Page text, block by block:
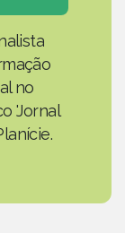
no
'Jornal